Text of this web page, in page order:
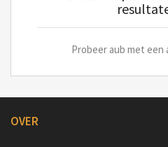
Probeer aub met een
OVER